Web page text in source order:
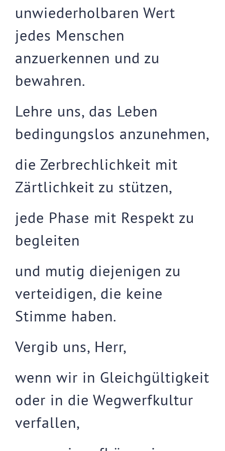
unwiederholbaren Wert
jedes Menschen
anzuerkennen und zu
bewahren.
Lehre uns, das Leben
bedingungslos anzunehmen,
die Zerbrechlichkeit mit
Zärtlichkeit zu stützen,
jede Phase mit Respekt zu
begleiten
und mutig diejenigen zu
verteidigen, die keine
Stimme haben.
Vergib uns, Herr,
wenn wir in Gleichgültigkeit
oder in die Wegwerfkultur
verfallen,